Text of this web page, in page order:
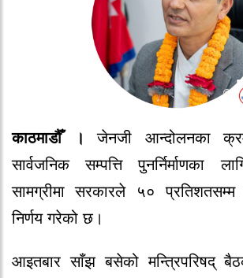
काठमाडौँ ।
जेनजी आन्दोलनका
सार्वजनिक सम्पत्ति पुनर्निर्माणका
सामग्रीमा सरकारले ५०
निर्णय गरेको छ।
आइतबार साँझ बसेको मन्त्रिपरिषद्